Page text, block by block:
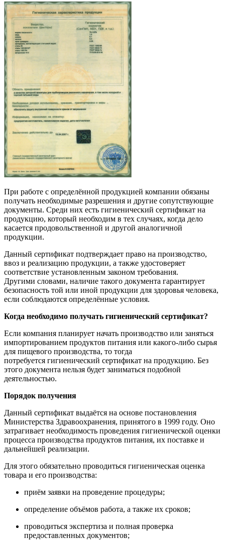
При работе с определённой продукцией компании обязаны
получать необходимые разрешения и другие сопутствующие
документы. Среди них есть гигиенический сертификат на
продукцию, который необходим в тех случаях, когда дело
касается продовольственной и другой аналогичной
продукции.
Данный сертификат подтверждает право на производство,
ввоз и реализацию продукции, а также удостоверяет
соответствие установленным законом требования.
Другими словами, наличие такого документа гарантирует
безопасность той или иной продукции для здоровья человека,
если соблюдаются определённые условия.
Когда необходимо получать гигиенический сертификат?
Если компания планирует начать производство или заняться
импортированием продуктов питания или какого-либо сырья
для пищевого производства, то тогда
потребуется гигиенический сертификат на продукцию. Без
этого документа нельзя будет заниматься подобной
деятельностью.
Порядок получения
Данный сертификат выдаётся на основе постановления
Министерства Здравоохранения, принятого в 1999 году. Оно
затрагивает необходимость проведения гигиенической оценки
процесса производства продуктов питания, их поставке и
дальнейшей реализации.
Для этого обязательно проводиться гигиеническая оценка
товара и его производства:
приём заявки на проведение процедуры;
определение объёмов работа, а также их сроков;
проводиться экспертиза и полная проверка
предоставленных документов;